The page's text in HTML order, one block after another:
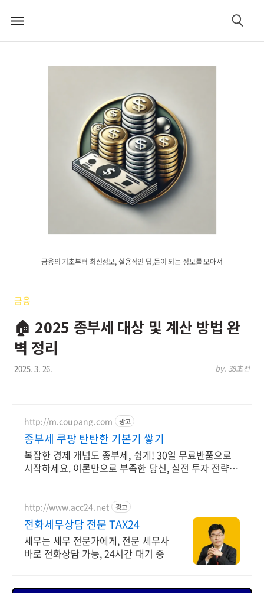
메
검
금융의 기초부터 최신정보, 실용적인 팁,돈이 되는 정보를 모아서
금융
🏠 2025 종부세 대상 및 계산 방법 완
벽 정리
2025. 3. 26. by. 38초전
http://m.coupang.com 광고
종부세 쿠팡 탄탄한 기본기 쌓기
복잡한 경제 개념도 종부세, 쉽게! 30일 무료반품으로
시작하세요. 이론만으로 부족한 당신, 실전 투자 전략을
http://www.acc24.net 광고
전화세무상담 전문 TAX24
세무는 세무 전문가에게, 전문 세무사
바로 전화상담 가능, 24시간 대기 중